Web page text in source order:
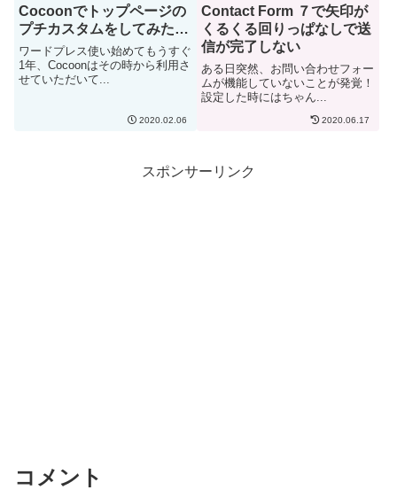
Cocoonでトップページの
プチカスタムをしてみた…
ワードプレス使い始めてもうすぐ
1年、Cocoonはその時から利用さ
せていただいて...
2020.02.06
Contact Form ７で矢印が
くるくる回りっぱなしで送
信が完了しない
ある日突然、お問い合わせフォー
ムが機能していないことが発覚！
設定した時にはちゃん...
2020.06.17
スポンサーリンク
コメント